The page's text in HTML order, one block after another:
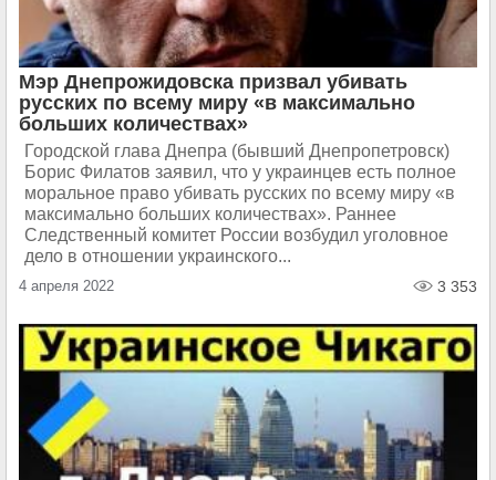
Мэр Днепрожидовска призвал убивать
русских по всему миру «в максимально
больших количествах»
Городской глава Днепра (бывший Днепропетровск)
Борис Филатов заявил, что у украинцев есть полное
моральное право убивать русских по всему миру «в
максимально больших количествах». Раннее
Следственный комитет России возбудил уголовное
дело в отношении украинского...
4 апреля 2022 3 353